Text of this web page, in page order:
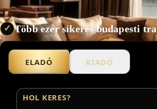
✓ Több ezer sikeres budapesti
ELADÓ KIADÓ
HOL KERES?